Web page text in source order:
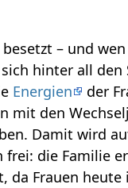
– und
hinter all
Energien
der
mit den
Damit wird
frei: die Familie
da Frauen